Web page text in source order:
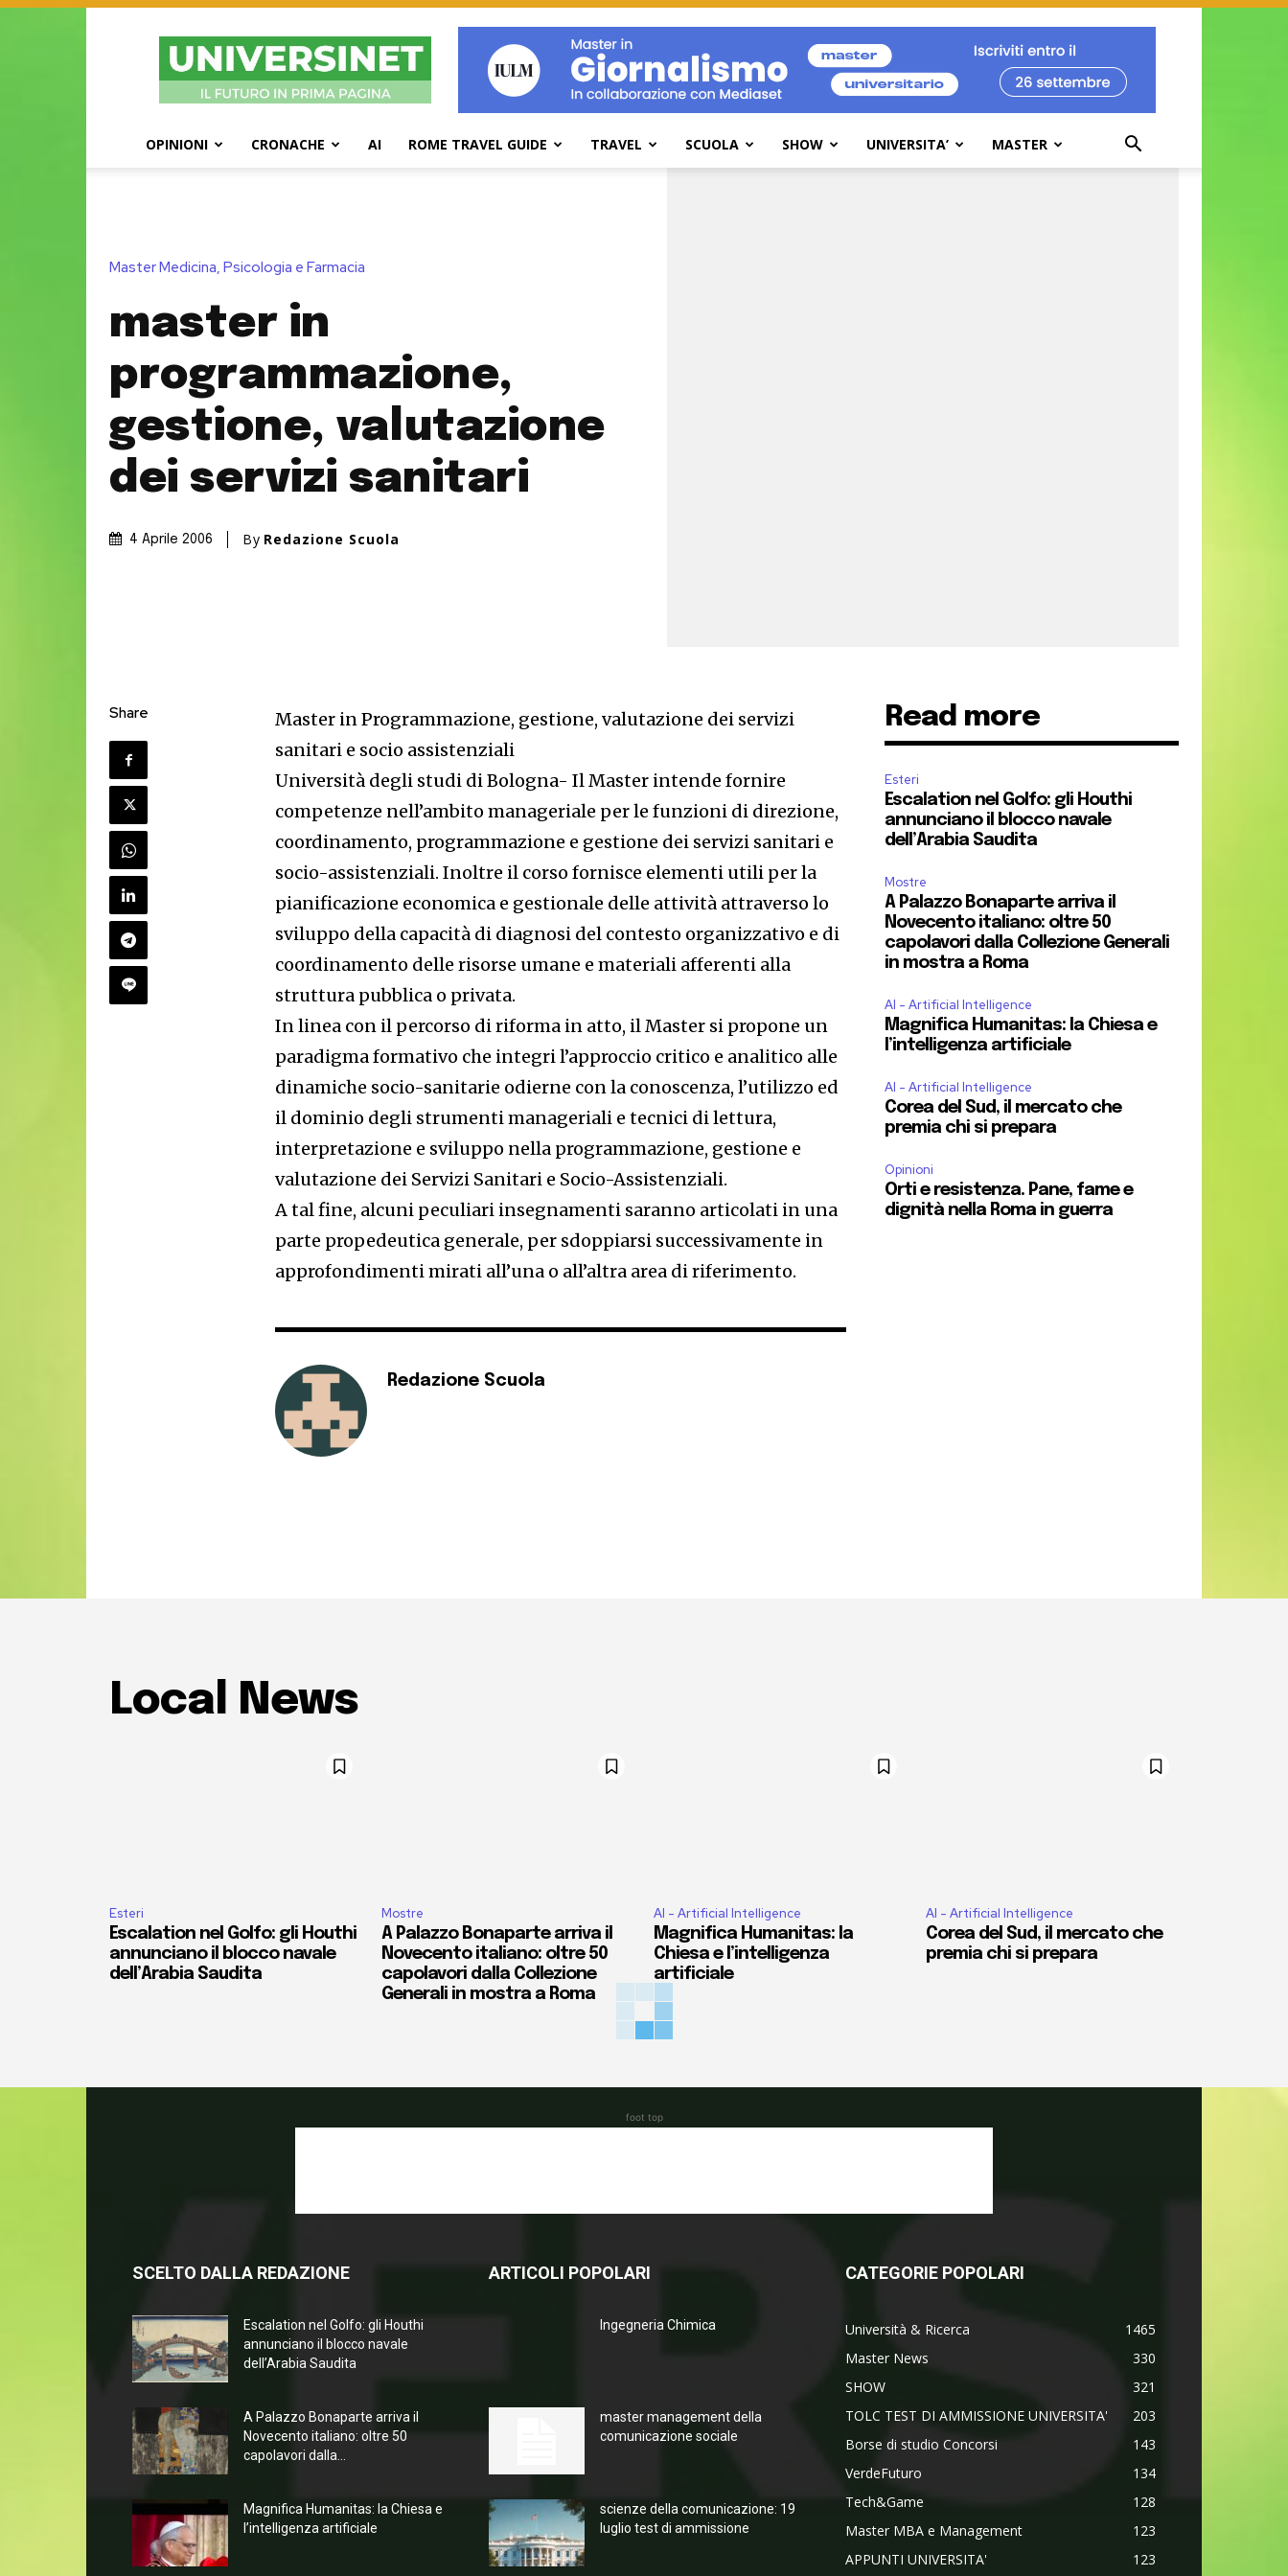
UniversiNet
Magazine
OPINIONI CRONACHE AI ROME TRAVEL GUIDE TRAVEL SCUOLA SHOW UNIVERSITA’ MASTER
Master Medicina, Psicologia e Farmacia
master in
programmazione,
gestione, valutazione
dei servizi sanitari
4 Aprile 2006 By Redazione Scuola
Share
Master in Programmazione, gestione, valutazione dei servizi
sanitari e socio assistenziali
Università degli studi di Bologna- Il Master intende fornire
competenze nell’ambito manageriale per le funzioni di direzione,
coordinamento, programmazione e gestione dei servizi sanitari e
socio-assistenziali. Inoltre il corso fornisce elementi utili per la
pianificazione economica e gestionale delle attività attraverso lo
sviluppo della capacità di diagnosi del contesto organizzativo e di
coordinamento delle risorse umane e materiali afferenti alla
struttura pubblica o privata.
In linea con il percorso di riforma in atto, il Master si propone un
paradigma formativo che integri l’approccio critico e analitico alle
dinamiche socio-sanitarie odierne con la conoscenza, l’utilizzo ed
il dominio degli strumenti manageriali e tecnici di lettura,
interpretazione e sviluppo nella programmazione, gestione e
valutazione dei Servizi Sanitari e Socio-Assistenziali.
A tal fine, alcuni peculiari insegnamenti saranno articolati in una
parte propedeutica generale, per sdoppiarsi successivamente in
approfondimenti mirati all’una o all’altra area di riferimento.
Redazione Scuola
Read more
Esteri
Escalation nel Golfo: gli Houthi
annunciano il blocco navale
dell’Arabia Saudita
Mostre
A Palazzo Bonaparte arriva il
Novecento italiano: oltre 50
capolavori dalla Collezione Generali
in mostra a Roma
AI - Artificial Intelligence
Magnifica Humanitas: la Chiesa e
l’intelligenza artificiale
AI - Artificial Intelligence
Corea del Sud, il mercato che
premia chi si prepara
Opinioni
Orti e resistenza. Pane, fame e
dignità nella Roma in guerra
Local News
Esteri
Escalation nel Golfo: gli Houthi
annunciano il blocco navale
dell’Arabia Saudita
Mostre
A Palazzo Bonaparte arriva il
Novecento italiano: oltre 50
capolavori dalla Collezione
Generali in mostra a Roma
AI - Artificial Intelligence
Magnifica Humanitas: la
Chiesa e l’intelligenza
artificiale
AI - Artificial Intelligence
Corea del Sud, il mercato che
premia chi si prepara
foot top
SCELTO DALLA REDAZIONE
Escalation nel Golfo: gli Houthi
annunciano il blocco navale
dell’Arabia Saudita
A Palazzo Bonaparte arriva il
Novecento italiano: oltre 50
capolavori dalla...
Magnifica Humanitas: la Chiesa e
l’intelligenza artificiale
ARTICOLI POPOLARI
Ingegneria Chimica
master management della
comunicazione sociale
scienze della comunicazione: 19
luglio test di ammissione
CATEGORIE POPOLARI
Università & Ricerca
1465
Master News
330
SHOW
321
TOLC TEST DI AMMISSIONE UNIVERSITA'
203
Borse di studio Concorsi
143
VerdeFuturo
134
Tech&Game
128
Master MBA e Management
123
APPUNTI UNIVERSITA'
123